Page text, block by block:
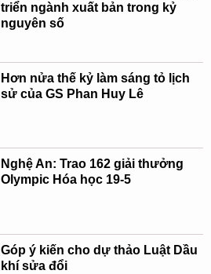
triển ngành xuất bản trong kỷ
nguyên số
Hơn nửa thế kỷ làm sáng tỏ lịch
sử của GS Phan Huy Lê
Nghệ An: Trao 162 giải thưởng
Olympic Hóa học 19-5
Góp ý kiến cho dự thảo Luật Dầu
khí sửa đổi